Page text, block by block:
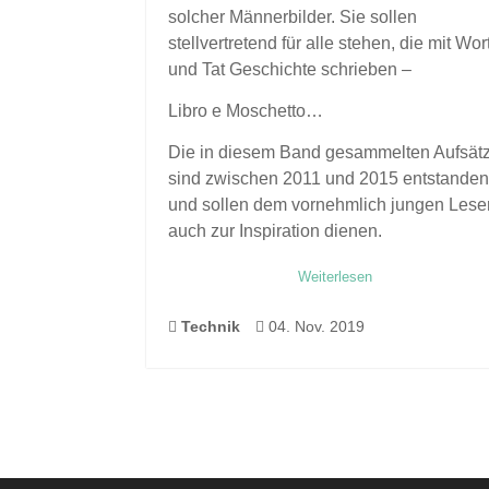
solcher Männerbilder. Sie sollen
stellvertretend für alle stehen, die mit
und Tat Geschichte schrieben –
Libro e Moschetto…
Die in diesem Band gesammelten
sind zwischen 2011 und 2015 entstanden
und sollen dem vornehmlich jungen
auch zur Inspiration dienen.
Weiterlesen
 Technik  04. Nov. 2019